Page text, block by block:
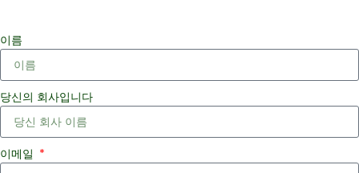
이름
당신의 회사입니다
이메일